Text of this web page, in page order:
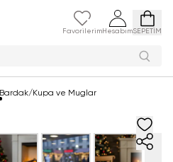
Favorilerim HesabımSEPETİM
Bardak/Kupa ve Muglar